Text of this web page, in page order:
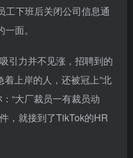
工下班后关闭公司信息通
面。
引力并不见涨，招聘到的
上岸的人，还被冠上”北
“大厂裁员一有裁员动
，就接到了TikTok的HR